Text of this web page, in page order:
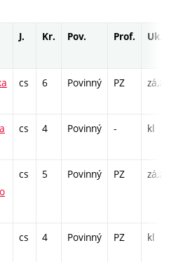
J. Kr. Pov. Prof. Uk.
cs 6 Povinný PZ zá,zk
cs 4 Povinný - kl
cs 5 Povinný PZ zá,zk
cs 4 Povinný PZ kl